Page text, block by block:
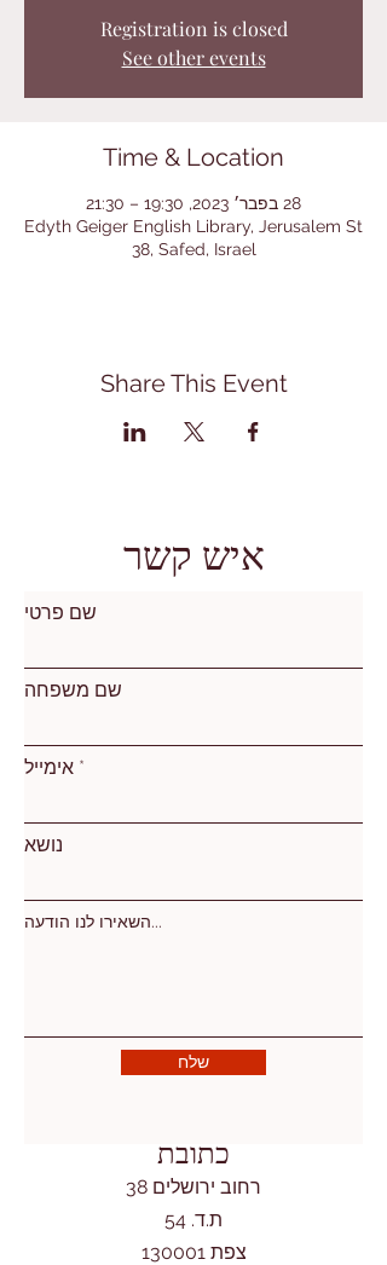
Registration is closed
See other events
Time & Location
28 בפבר׳ 2023, 19:30 – 21:30
Edyth Geiger English Library, Jerusalem St
38, Safed, Israel
Share This Event
איש קשר
שם פרטי
שם משפחה
אימייל
נושא
השאירו לנו הודעה...
שלח
כתובת
רחוב ירושלים 38
ת.ד. 54
צפת 130001